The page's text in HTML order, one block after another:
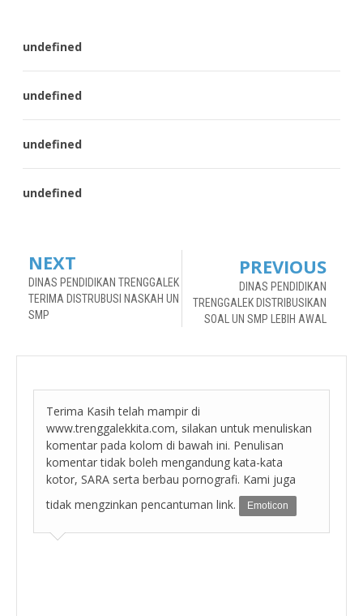
undefined
undefined
undefined
undefined
NEXT
DINAS PENDIDIKAN TRENGGALEK
TERIMA DISTRUBUSI NASKAH UN
SMP
PREVIOUS
DINAS PENDIDIKAN
TRENGGALEK DISTRIBUSIKAN
SOAL UN SMP LEBIH AWAL
Terima Kasih telah mampir di
www.trenggalekkita.com, silakan untuk menuliskan
komentar pada kolom di bawah ini. Penulisan
komentar tidak boleh mengandung kata-kata
kotor, SARA serta berbau pornografi. Kami juga
tidak mengzinkan pencantuman link.
Emoticon